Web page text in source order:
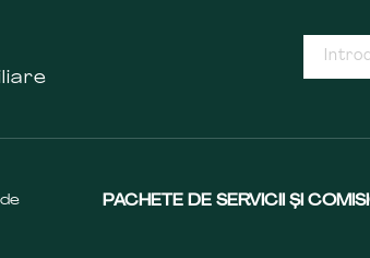
PACHETE DE SERVICII ȘI